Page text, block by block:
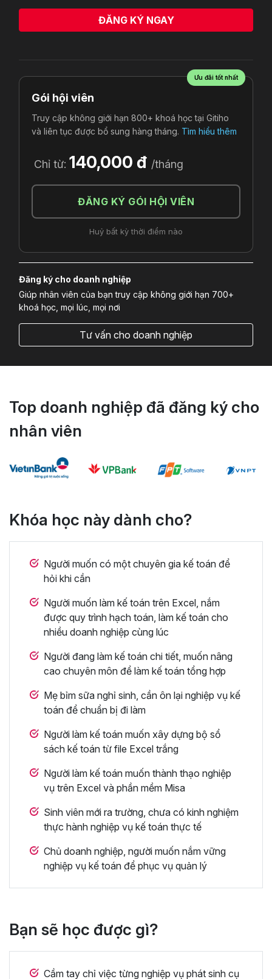
ĐĂNG KÝ NGAY
Ưu đãi tốt nhất
Gói hội viên
Truy cập không giới hạn 800+ khoá học tại Gitiho
và liên tục được bổ sung hàng tháng. Tìm hiểu thêm
Chỉ từ: 140,000 đ /tháng
ĐĂNG KÝ GÓI HỘI VIÊN
Huỷ bất kỳ thời điểm nào
Đăng ký cho doanh nghiệp
Giúp nhân viên của bạn truy cập không giới hạn 700+
khoá học, mọi lúc, mọi nơi
Tư vấn cho doanh nghiệp
Top doanh nghiệp đã đăng ký cho
nhân viên
Khóa học này dành cho?
Người muốn có một chuyên gia kế toán để
hỏi khi cần
Người muốn làm kế toán trên Excel, nắm
được quy trình hạch toán, làm kế toán cho
nhiều doanh nghiệp cùng lúc
Người đang làm kế toán chi tiết, muốn nâng
cao chuyên môn để làm kế toán tổng hợp
Mẹ bỉm sữa nghỉ sinh, cần ôn lại nghiệp vụ kế
toán để chuẩn bị đi làm
Người làm kế toán muốn xây dựng bộ sổ
sách kế toán từ file Excel trắng
Người làm kế toán muốn thành thạo nghiệp
vụ trên Excel và phần mềm Misa
Sinh viên mới ra trường, chưa có kinh nghiệm
thực hành nghiệp vụ kế toán thực tế
Chủ doanh nghiệp, người muốn nắm vững
nghiệp vụ kế toán để phục vụ quản lý
Bạn sẽ học được gì?
Cầm tay chỉ việc từng nghiệp vụ phát sinh cụ